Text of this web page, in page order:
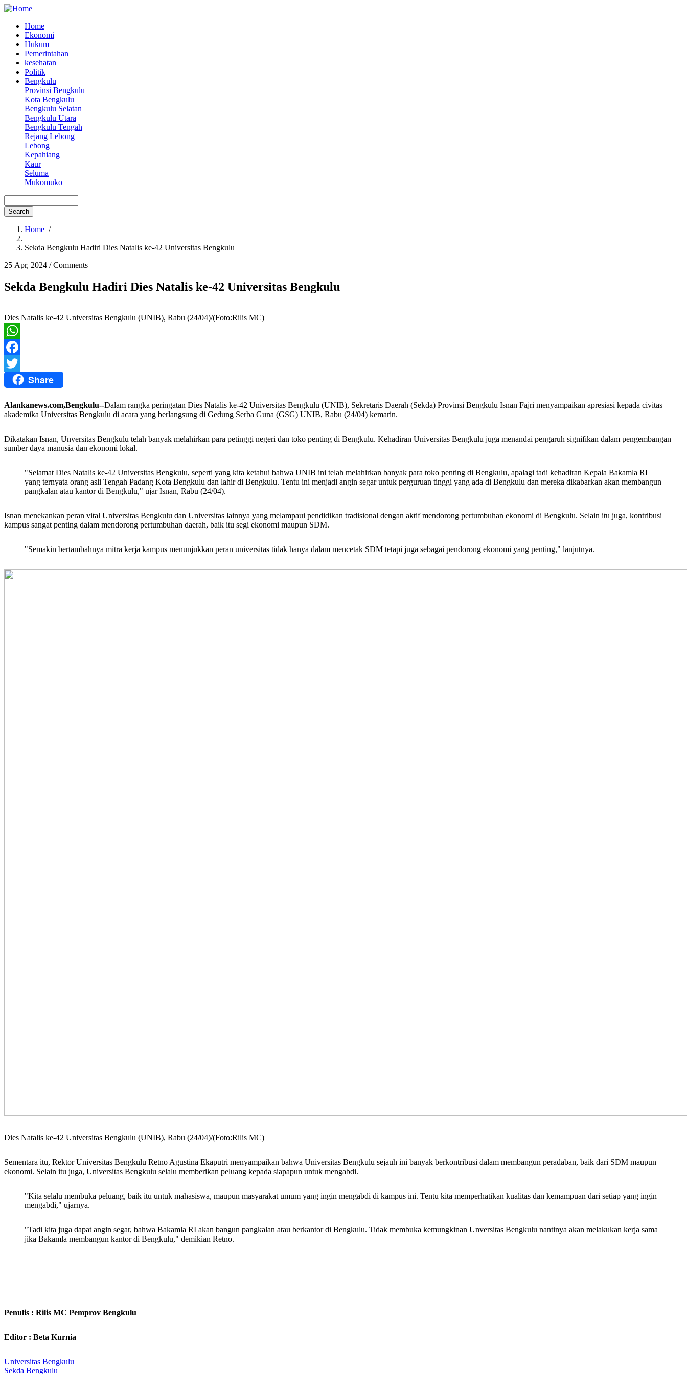
Main
navigation
Home
Ekonomi
Hukum
Pemerintahan
kesehatan
Politik
Bengkulu
Provinsi Bengkulu
Kota Bengkulu
Bengkulu Selatan
Bengkulu Utara
Bengkulu Tengah
Rejang Lebong
Lebong
Kepahiang
Kaur
Seluma
Mukomuko
Breadcrumb
Home /
Sekda Bengkulu Hadiri Dies Natalis ke-42 Universitas Bengkulu
25 Apr, 2024 /Comments
Sekda Bengkulu Hadiri Dies Natalis ke-42 Universitas Bengkulu
Dies Natalis ke-42 Universitas Bengkulu (UNIB), Rabu (24/04)/(Foto:Rilis MC)
WhatsApp
Facebook
Twitter Share
Alankanews.com,Bengkulu--Dalam rangka peringatan Dies Natalis ke-42 Universitas Bengkulu (UNIB), Sekretaris Daerah (Sekda) Provinsi Bengkulu Isnan Fajri menyampaikan apresiasi kepada civitas
akademika Universitas Bengkulu di acara yang berlangsung di Gedung Serba Guna (GSG) UNIB, Rabu (24/04) kemarin.
Dikatakan Isnan, Unversitas Bengkulu telah banyak melahirkan para petinggi negeri dan toko penting di Bengkulu. Kehadiran Universitas Bengkulu juga menandai pengaruh signifikan dalam pengembangan
sumber daya manusia dan ekonomi lokal.
"Selamat Dies Natalis ke-42 Universitas Bengkulu, seperti yang kita ketahui bahwa UNIB ini telah melahirkan banyak para toko penting di Bengkulu, apalagi tadi kehadiran Kepala Bakamla RI
yang ternyata orang asli Tengah Padang Kota Bengkulu dan lahir di Bengkulu. Tentu ini menjadi angin segar untuk perguruan tinggi yang ada di Bengkulu dan mereka dikabarkan akan membangun
pangkalan atau kantor di Bengkulu," ujar Isnan, Rabu (24/04).
Isnan menekankan peran vital Universitas Bengkulu dan Universitas lainnya yang melampaui pendidikan tradisional dengan aktif mendorong pertumbuhan ekonomi di Bengkulu. Selain itu juga, kontribusi
kampus sangat penting dalam mendorong pertumbuhan daerah, baik itu segi ekonomi maupun SDM.
"Semakin bertambahnya mitra kerja kampus menunjukkan peran universitas tidak hanya dalam mencetak SDM tetapi juga sebagai pendorong ekonomi yang penting," lanjutnya.
Dies Natalis ke-42 Universitas Bengkulu (UNIB), Rabu (24/04)/(Foto:Rilis MC)
Sementara itu, Rektor Universitas Bengkulu Retno Agustina Ekaputri menyampaikan bahwa Universitas Bengkulu sejauh ini banyak berkontribusi dalam membangun peradaban, baik dari SDM maupun
ekonomi. Selain itu juga, Universitas Bengkulu selalu memberikan peluang kepada siapapun untuk mengabdi.
"Kita selalu membuka peluang, baik itu untuk mahasiswa, maupun masyarakat umum yang ingin mengabdi di kampus ini. Tentu kita memperhatikan kualitas dan kemampuan dari setiap yang ingin
mengabdi," ujarnya.
"Tadi kita juga dapat angin segar, bahwa Bakamla RI akan bangun pangkalan atau berkantor di Bengkulu. Tidak membuka kemungkinan Unversitas Bengkulu nantinya akan melakukan kerja sama
jika Bakamla membangun kantor di Bengkulu," demikian Retno.
Penulis : Rilis MC Pemprov Bengkulu
Editor : Beta Kurnia
Universitas Bengkulu
Sekda Bengkulu